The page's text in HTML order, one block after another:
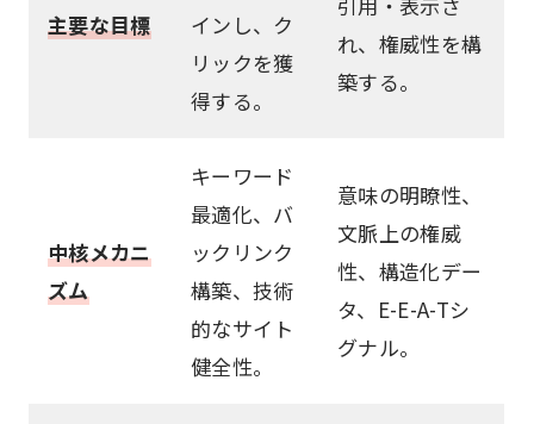
主要な目標
インし、ク
リックを獲
得する。
れ、権威性を構
築する。
中核メカニ
ズム
キーワード
最適化、バ
ックリンク
構築、技術
的なサイト
健全性。
意味の明瞭性、
文脈上の権威
性、構造化デー
タ、E-E-A-Tシ
グナル。